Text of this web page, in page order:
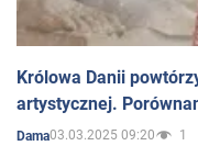
Królowa Danii
artystycznej.
Dama03.03.2025 09:20 1